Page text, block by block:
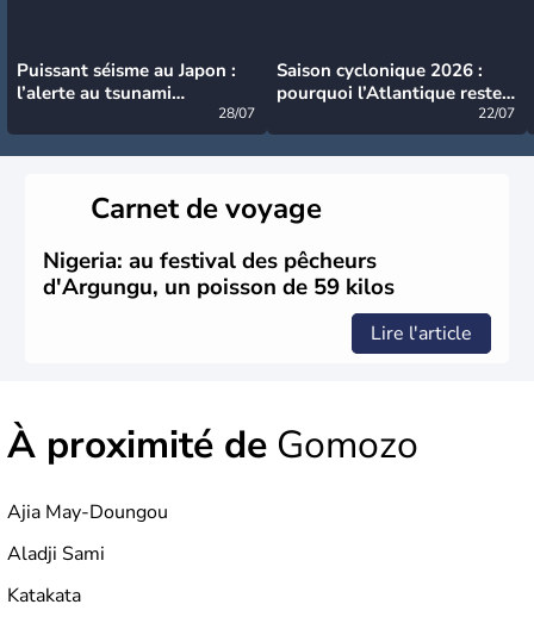
Puissant séisme au Japon :
l’alerte au tsunami
28/07
Saison cyclonique 2026 :
pourquoi l’Atlantique reste
22/07
Carnet de voyage
Nigeria: au festival des pêcheurs
d'Argungu, un poisson de 59 kilos
Lire l'article
À proximité de Gomozo
Ajia May-Doungou
Aladji Sami
Katakata